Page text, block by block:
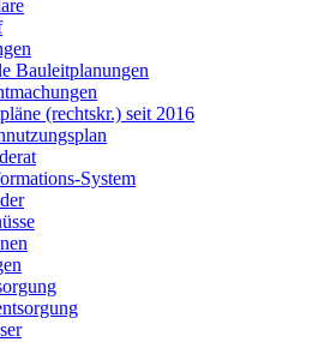
Bauleitplanungen
(rechtskr.) seit 2016
System